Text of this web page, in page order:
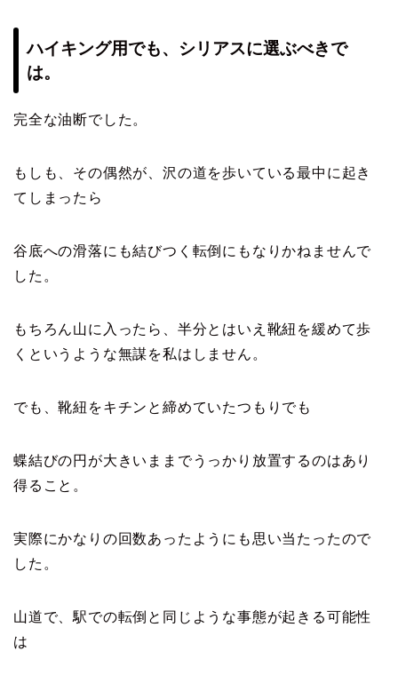
ハイキング用でも、シリアスに選ぶべきで
は。
完全な油断でした。
もしも、その偶然が、沢の道を歩いている最中に起き
てしまったら
谷底への滑落にも結びつく転倒にもなりかねませんで
した。
もちろん山に入ったら、半分とはいえ靴紐を緩めて歩
くというような無謀を私はしません。
でも、靴紐をキチンと締めていたつもりでも
蝶結びの円が大きいままでうっかり放置するのはあり
得ること。
実際にかなりの回数あったようにも思い当たったので
した。
山道で、駅での転倒と同じような事態が起きる可能性
は